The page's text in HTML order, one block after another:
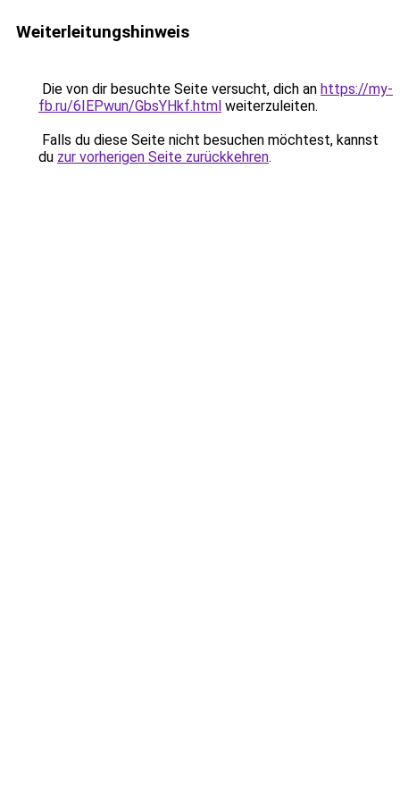
Weiterleitungshinweis
Die von dir besuchte Seite versucht, dich an https://my-
fb.ru/6IEPwun/GbsYHkf.html weiterzuleiten.
Falls du diese Seite nicht besuchen möchtest, kannst
du zur vorherigen Seite zurückkehren.